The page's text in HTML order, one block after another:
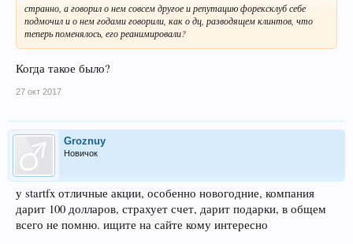
странно, а говорил о нем совсем другое и репутацию форексклуб себе
подмочил и о нем годами говорили, как о дц, разводящем клинтов, что
теперь поменялось, его реанимировали?
Когда такое было?
27 окт 2017
Groznuy
Новичок
у startfx отличные акции, особенно новогодние, компания
дарит 100 долларов, страхует счет, дарит подарки, в общем
всего не помню. ищите на сайте кому интересно